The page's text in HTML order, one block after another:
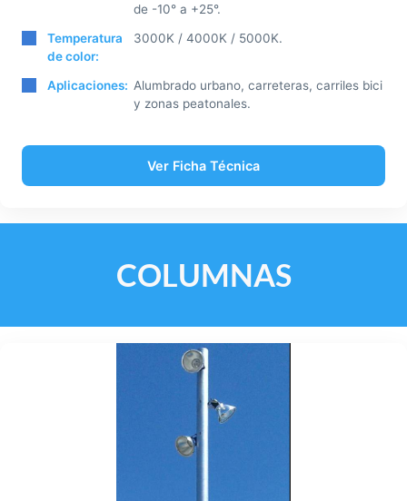
de -10° a +25°.
Temperatura
de color:
3000K / 4000K / 5000K.
Aplicaciones: Alumbrado urbano, carreteras, carriles bici
y zonas peatonales.
Ver Ficha Técnica
COLUMNAS